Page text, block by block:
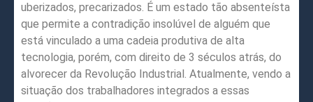
uberizados, precarizados. É um estado tão absenteísta
que permite a contradição insolúvel de alguém que
está vinculado a uma cadeia produtiva de alta
tecnologia, porém, com direito de 3 séculos atrás, do
alvorecer da Revolução Industrial. Atualmente, vendo a
situação dos trabalhadores integrados a essas